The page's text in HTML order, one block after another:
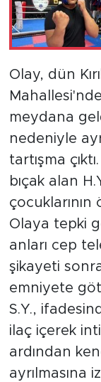
Olay, dün
meydana
nedeniyle
tartışma
bıçak alan
Olaya tepki
anları cep
şikayeti
emniyete
S.Y.,
ilaç içerek
ardından
ayrılmasına